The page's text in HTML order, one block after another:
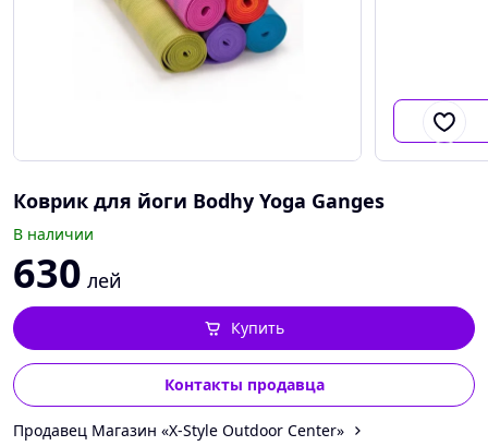
Коврик для йоги Bodhy Yoga Ganges
В наличии
630 лей
Контакты продавца
Купить
Продавец Магазин «X-Style Outdoor Center»